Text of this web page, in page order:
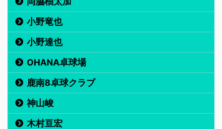
小野竜也
小野達也
OHANA卓球場
鹿南8卓球クラブ
神山峻
木村亘宏